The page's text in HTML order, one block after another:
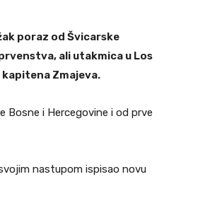
poraz od Švicarske
ali utakmica u Los
Zmajeva.
Bosne i Hercegovine i od prve
nastupom ispisao novu